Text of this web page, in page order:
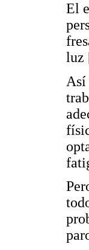
El
Así